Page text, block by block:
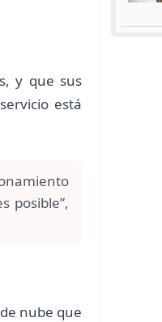
y que sus
está
posible”,
nube que